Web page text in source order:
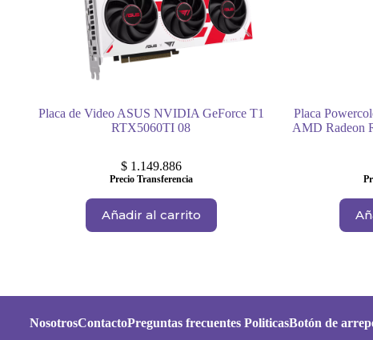
Placa de Video ASUS NVIDIA GeForce T1
RTX5060TI 08
$1.149.886
Precio Transferencia
Añadir al carrito
Placa
AMD Radeon
NosotrosContactoPreguntas frecuentes PoliticasBotón de